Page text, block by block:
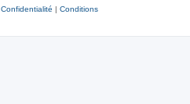
Confidentialité | Conditions